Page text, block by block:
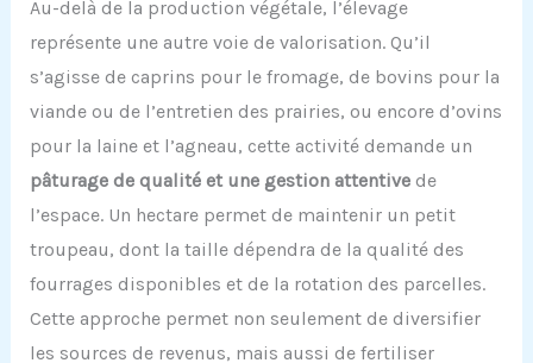
Au-delà de la production végétale, l’élevage
représente une autre voie de valorisation. Qu’il
s’agisse de caprins pour le fromage, de bovins pour la
viande ou de l’entretien des prairies, ou encore d’ovins
pour la laine et l’agneau, cette activité demande un
pâturage de qualité et une gestion attentivede
l’espace. Un hectare permet de maintenir un petit
troupeau, dont la taille dépendra de la qualité des
fourrages disponibles et de la rotation des parcelles.
Cette approche permet non seulement de diversifier
les sources de revenus, mais aussi de fertiliser